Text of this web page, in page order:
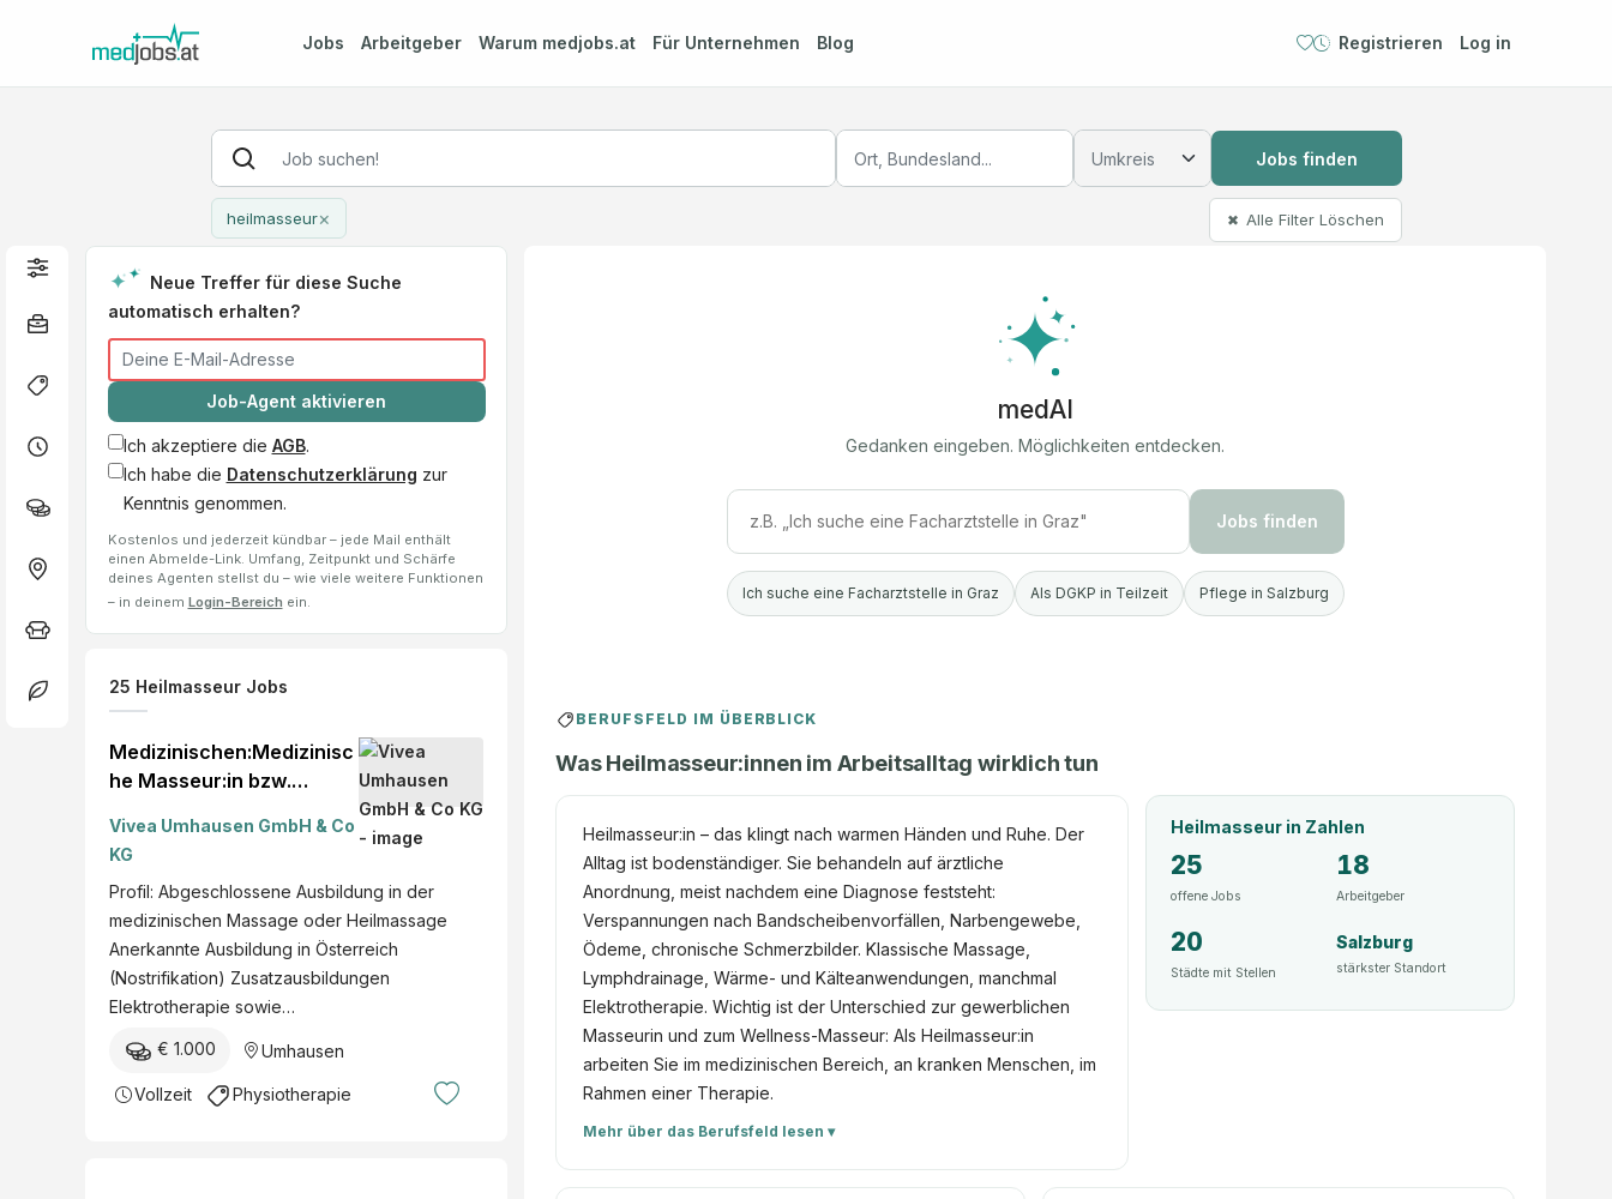
Jobs Arbeitgeber Warum medjobs.at Für Unternehmen Blog Registrieren Log in
Jobs finden
heilmasseur× ✖ Alle Filter Löschen
Neue Treffer für diese Suche
automatisch erhalten?
Job-Agent aktivieren
Ich akzeptiere die AGB.
Ich habe die Datenschutzerklärung zur
Kenntnis genommen.
Kostenlos und jederzeit kündbar – jede Mail enthält
einen Abmelde-Link. Umfang, Zeitpunkt und Schärfe
deines Agenten stellst du – wie viele weitere Funktionen
– in deinem Login-Bereich ein.
25 Heilmasseur Jobs
Medizinischen:Medizinisc
he Masseur:in bzw.
Voll- oder Teilzeit nach
Absprache Umhausen im
Ötztal Tirol mehr
Vivea Umhausen GmbH & Co
KG
Profil: Abgeschlossene Ausbildung in der
medizinischen Massage oder Heilmassage
Anerkannte Ausbildung in Österreich
(Nostrifikation) Zusatzausbildungen
Elektrotherapie sowie…
€ 1.000 Umhausen
Vollzeit Physiotherapie
medAI
Gedanken eingeben. Möglichkeiten entdecken.
Jobs finden
Ich suche eine Facharztstelle in Graz Als DGKP in Teilzeit Pflege in Salzburg
BERUFSFELD IM ÜBERBLICK
Was Heilmasseur:innen im Arbeitsalltag wirklich tun
Heilmasseur:in – das klingt nach warmen Händen und Ruhe. Der
Alltag ist bodenständiger. Sie behandeln auf ärztliche
Anordnung, meist nachdem eine Diagnose feststeht:
Verspannungen nach Bandscheibenvorfällen, Narbengewebe,
Ödeme, chronische Schmerzbilder. Klassische Massage,
Lymphdrainage, Wärme- und Kälteanwendungen, manchmal
Elektrotherapie. Wichtig ist der Unterschied zur gewerblichen
Masseurin und zum Wellness-Masseur: Als Heilmasseur:in
arbeiten Sie im medizinischen Bereich, an kranken Menschen, im
Rahmen einer Therapie.
Mehr über das Berufsfeld lesen ▾
Heilmasseurin Zahlen
25
offene Jobs
18
Arbeitgeber
20
Städte mit Stellen
Salzburg
stärkster Standort